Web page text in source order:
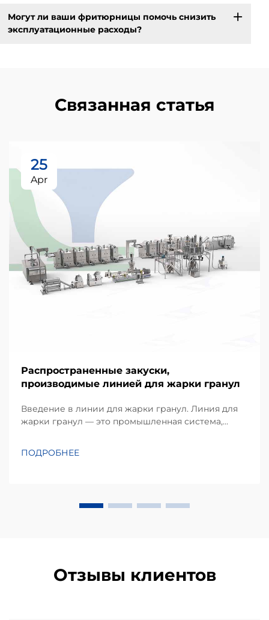
Могут ли ваши фритюрницы помочь снизить
эксплуатационные расходы?
Связанная статья
25
Apr
Распространенные закуски,
производимые линией для жарки гранул
Введение в линии для жарки гранул. Линия для
жарки гранул — это промышленная система,
непрерывной экструзии и жарки. В отличие от
ПОДРОБНЕЕ
Отзывы клиентов